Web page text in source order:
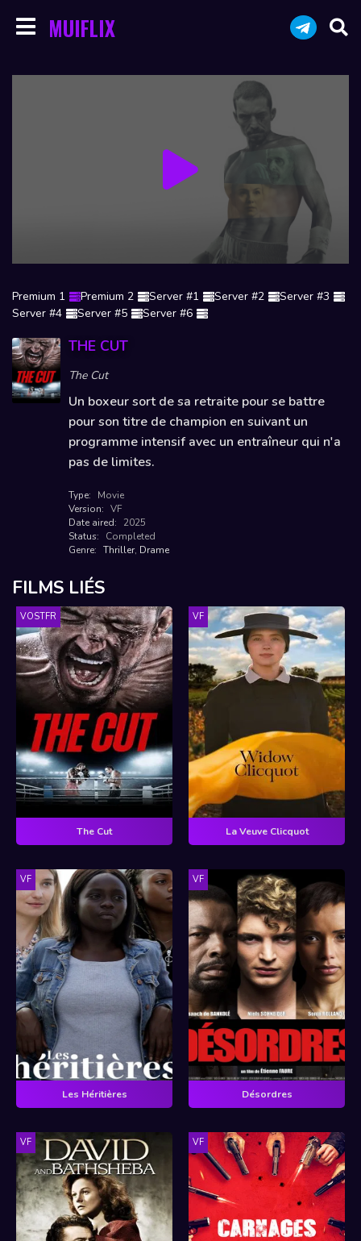
MUIFLIX
Premium 1 Premium 2 Server #1 Server #2
Server #3
Server #4
Server #5 Server #6
THE CUT
The Cut
Un boxeur sort de sa retraite pour se battre
pour son titre de champion en suivant un
programme intensif avec un entraîneur qui n'a
pas de limites.
Type:
Movie
Version: VF
Date aired:
2025
Status:
Completed
Genre: Thriller, Drame
FILMS LIÉS
VOSTFR
The Cut
VF
La Veuve Clicquot
VF
Les Héritières
VF
Désordres
VF VF